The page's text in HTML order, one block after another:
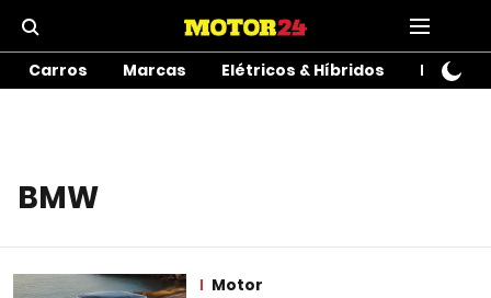
Carros Marcas Elétricos & Híbridos Motos
BMW
Motor